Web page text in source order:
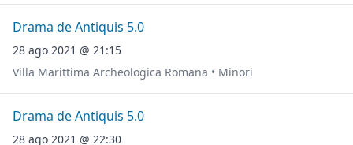
Drama de Antiquis 5.0
28 ago 2021 @ 21:15
Villa Marittima Archeologica Romana • Minori
Drama de Antiquis 5.0
28 ago 2021 @ 22:30